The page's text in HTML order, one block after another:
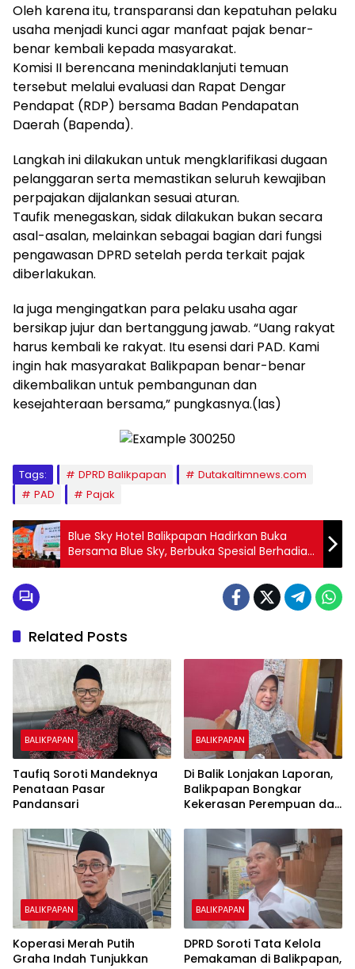
Oleh karena itu, transparansi dan kepatuhan pelaku
usaha menjadi kunci agar manfaat pajak benar-
benar kembali kepada masyarakat.
Komisi II berencana menindaklanjuti temuan
tersebut melalui evaluasi dan Rapat Dengar
Pendapat (RDP) bersama Badan Pendapatan
Daerah (Bapenda).
Langkah ini dilakukan untuk mengklarifikasi dugaan
pelanggaran serta memastikan seluruh kewajiban
perpajakan dijalankan sesuai aturan.
Taufik menegaskan, sidak dilakukan bukan secara
asal-asalan, melainkan sebagai bagian dari fungsi
pengawasan DPRD setelah perda terkait pajak
diberlakukan.
Ia juga mengingatkan para pelaku usaha agar
bersikap jujur dan bertanggung jawab. “Uang rakyat
harus kembali ke rakyat. Itu esensi dari PAD. Kami
ingin hak masyarakat Balikpapan benar-benar
dikembalikan untuk pembangunan dan
kesejahteraan bersama,” pungkasnya.(las)
Tags: DPRD Balikpapan
Dutakaltimnews.com
PAD
Pajak
Blue Sky Hotel Balikpapan Hadirkan Buka
Bersama Blue Sky, Berbuka Spesial Berhadiah
Umroh
Related Posts
BALIKPAPAN
Taufiq Soroti Mandeknya
Penataan Pasar
Pandansari
BALIKPAPAN
Di Balik Lonjakan Laporan,
Balikpapan Bongkar
Kekerasan Perempuan dan
BALIKPAPAN
Koperasi Merah Putih
Graha Indah Tunjukkan
BALIKPAPAN
DPRD Soroti Tata Kelola
Pemakaman di Balikpapan,